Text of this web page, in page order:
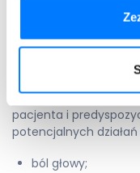
Jak każdy inny
powodować
każdego pacjenta, a
ubocznych w dużej
pacjenta i
potencjalnych
ból głowy;